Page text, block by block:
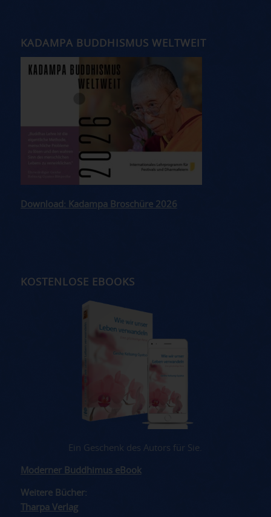
KADAMPA BUDDHISMUS WELTWEIT
Download: Kadampa Broschüre 2026
KOSTENLOSE EBOOKS
Ein Geschenk des Autors für Sie.
Moderner Buddhimus eBook
Weitere Bücher:
Tharpa Verlag